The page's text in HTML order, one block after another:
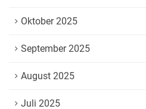
Oktober 2025
September 2025
August 2025
Juli 2025